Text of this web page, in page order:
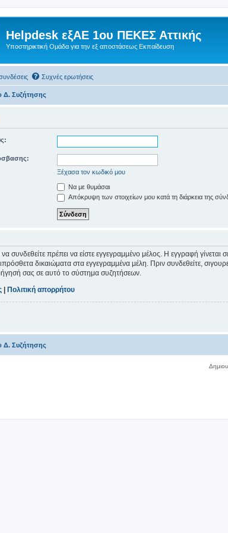
Helpdesk εξΑΕ 1ου ΠΕΚΕΣ Αττικής
Υποστηρικτική Ομάδα για την εξ αποστάσεως Εκπαίδευση
Συχνές ερωτήσεις
Δ. Συζήτησης
Ξέχασα τον κωδικό μου
Να με θυμάσαι
Απόκρυψη των στοιχείων μου κατά τη διάρκεια της
συνδεθείτε πρέπει να είστε εγγεγραμμένο μέλος. Η εγγραφή
δικαιώματα στα εγγεγραμμένα μέλη. Πριν συνδεθείτε,
σας σε αυτό το σύστημα συζητήσεων.
Πολιτική απορρήτου
Δ. Συζήτησης